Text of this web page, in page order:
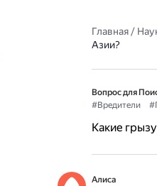
Главная/
Азии?
Вопрос для
#Вредители
Какие
Алиса